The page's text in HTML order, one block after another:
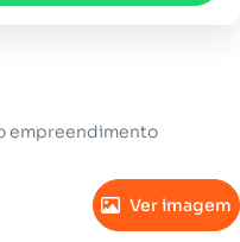
empreendimento
Ver imagem